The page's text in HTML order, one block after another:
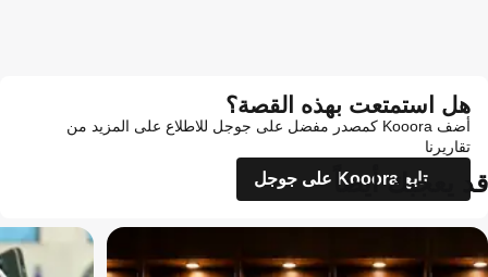
هل استمتعت بهذه القصة؟
أضف Kooora كمصدر مفضل على جوجل للاطلاع على المزيد من
تقاريرنا
تابع Kooora على جوجل
قد يعجبك أيضاً